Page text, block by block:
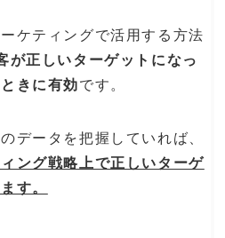
ケティングで活用する方法
が正しいターゲットになっ
きに有効です。
データを把握していれば、
ング戦略上で正しいターゲ
す。